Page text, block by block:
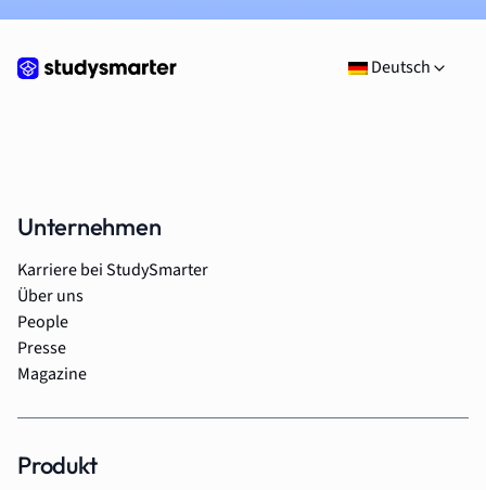
Deutsch
Unternehmen
Karriere bei StudySmarter
Über uns
People
Presse
Magazine
Produkt